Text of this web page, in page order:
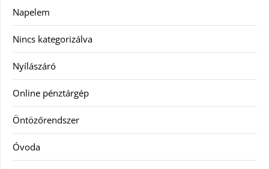
Napelem
Nincs kategorizálva
Nyílászáró
Online pénztárgép
Öntözőrendszer
Óvoda